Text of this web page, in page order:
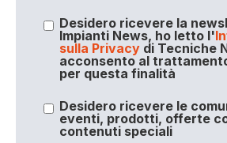
Desidero ricevere la
Impianti News, ho letto l'
sulla Privacydi Tecniche
acconsento al
per questa finalità
Desidero ricevere le
eventi, prodotti, offerte
contenuti speciali